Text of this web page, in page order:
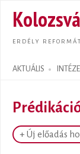
ERDÉLY
AKTUÁLIS INTÉZET
Search form
+ Új előadás